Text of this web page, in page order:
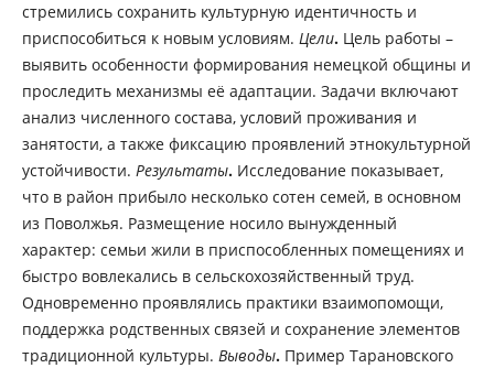
стремились сохранить культурную идентичность и
приспособиться к новым условиям. Цели. Цель работы –
выявить особенности формирования немецкой общины и
проследить механизмы её адаптации. Задачи включают
анализ численного состава, условий проживания и
занятости, а также фиксацию проявлений этнокультурной
устойчивости. Результаты. Исследование показывает,
что в район прибыло несколько сотен семей, в основном
из Поволжья. Размещение носило вынужденный
характер: семьи жили в приспособленных помещениях и
быстро вовлекались в сельскохозяйственный труд.
Одновременно проявлялись практики взаимопомощи,
поддержка родственных связей и сохранение элементов
традиционной культуры. Выводы. Пример Тарановского